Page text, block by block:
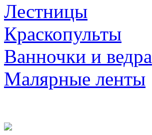
Лестницы
Краскопульты
Ванночки и ведра
Малярные ленты